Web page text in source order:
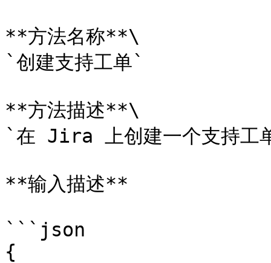
**方法名称**\
`创建支持工单`
**方法描述**\
`在 Jira 上创建一个支持工
**输入描述**
```json
{